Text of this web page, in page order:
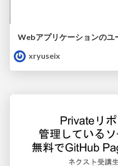
Webアプリケーションのユ
xryuseix